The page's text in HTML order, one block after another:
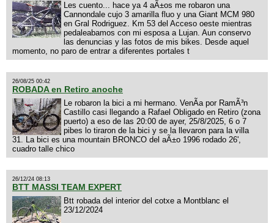
Les cuento... hace ya 4 aÃ±os me robaron una
Cannondale cujo 3 amarilla fluo y una Giant MCM 980
en Gral Rodriguez. Km 53 del Acceso oeste mientras
pedaleabamos con mi esposa a Lujan. Aun conservo
las denuncias y las fotos de mis bikes. Desde aquel
momento, no paro de entrar a diferentes portales t
26/08/25 00:42
ROBADA en Retiro anoche
Le robaron la bici a mi hermano. VenÃ­a por RamÃ³n
Castillo casi llegando a Rafael Obligado en Retiro (zona
puerto) a eso de las 20:00 de ayer, 25/8/2025, 6 o 7
pibes lo tiraron de la bici y se la llevaron para la villa
31. La bici es una mountain BRONCO del aÃ±o 1996 rodado 26',
cuadro talle chico
26/12/24 08:13
BTT MASSI TEAM EXPERT
Btt robada del interior del cotxe a Montblanc el
23/12/2024